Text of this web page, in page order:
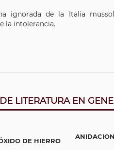
ignorada de la Italia
la intolerancia.
LITERATURA EN
DE HIERRO